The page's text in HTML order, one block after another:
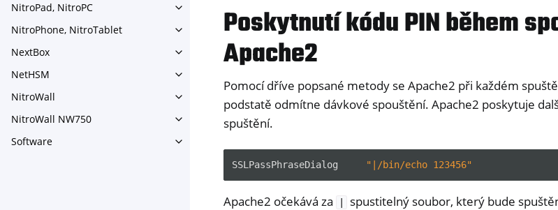
NitroPad, NitroPC
Toggle navigation of NitroPad, NitroPC
NitroPhone, NitroTablet
Toggle navigation of NitroPhone, NitroTablet
NextBox
Toggle navigation of NextBox
NetHSM
Toggle navigation of NetHSM
NitroWall
Toggle navigation of NitroWall
NitroWall NW750
Toggle navigation of NitroWall NW750
Software
Toggle navigation of Software
Poskytnutí kódu PIN během
Apache2
Pomocí dříve popsané metody se Apache2 při každém
podstatě odmítne dávkové spouštění. Apache2 poskytuje
spuštění.
SSLPassPhraseDialog "|/bin/echo 123456"
Apache2 očekává za
spustitelný soubor, který bude